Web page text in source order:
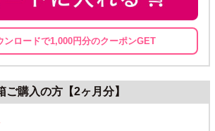
ンロードで1,000円分のクーポンGET
ご購入の方【2ヶ月分】